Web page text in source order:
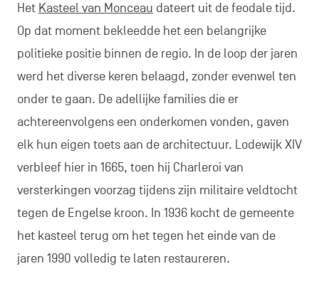
Het Kasteel van Monceau dateert uit de feodale tijd.
Op dat moment bekleedde het een belangrijke
politieke positie binnen de regio. In de loop der jaren
werd het diverse keren belaagd, zonder evenwel ten
onder te gaan. De adellijke families die er
achtereenvolgens een onderkomen vonden, gaven
elk hun eigen toets aan de architectuur. Lodewijk XIV
verbleef hier in 1665, toen hij Charleroi van
versterkingen voorzag tijdens zijn militaire veldtocht
tegen de Engelse kroon. In 1936 kocht de gemeente
het kasteel terug om het tegen het einde van de
jaren 1990 volledig te laten restaureren.